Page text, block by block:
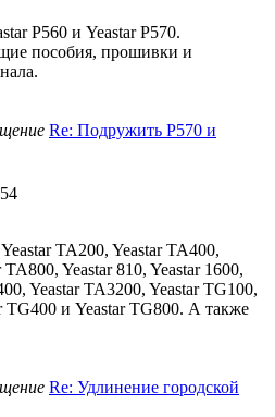
P560 и Yeastar P570.
пособия, прошивки и
Re: Подружить P570 и
TA200, Yeastar TA400,
Yeastar 810, Yeastar 1600,
Yeastar TA3200, Yeastar TG100,
TG400 и Yeastar TG800. А также
Re: Удлинение городской